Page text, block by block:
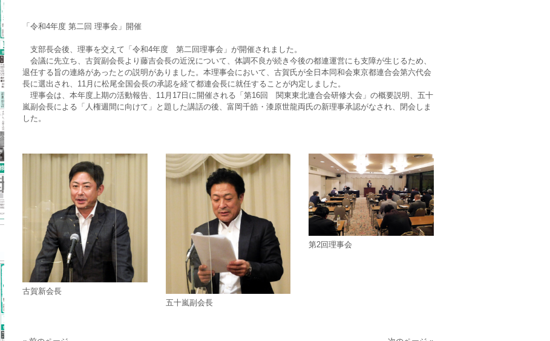
「令和4年度 第二回 理事会」開催
支部長会後、理事を交えて「令和4年度 第二回理事会」が開催されました。
会議に先立ち、古賀副会長より藤吉会長の近況について、体調不良が続き今後の都連運営にも支障が生じるため、
退任する旨の連絡があったとの説明がありました。本理事会において、古賀氏が全日本同和会東京都連合会第六代会
長に選出され、11月に松尾全国会長の承認を経て都連会長に就任することが内定しました。
理事会は、本年度上期の活動報告、11月17日に開催される「第16回 関東東北連合会研修大会」の概要説明、五十
嵐副会長による「人権週間に向けて」と題した講話の後、富岡千皓・漆原世龍両氏の新理事承認がなされ、閉会しま
した。
古賀新会長
五十嵐副会長
第2回理事会